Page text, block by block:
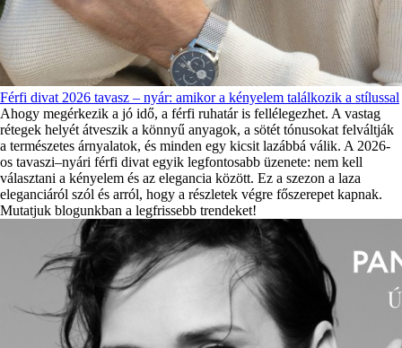
Férfi divat 2026 tavasz – nyár: amikor a kényelem találkozik a stílussal
Ahogy megérkezik a jó idő, a férfi ruhatár is fellélegezhet. A vastag
rétegek helyét átveszik a könnyű anyagok, a sötét tónusokat felváltják
a természetes árnyalatok, és minden egy kicsit lazábbá válik. A 2026-
os tavaszi–nyári férfi divat egyik legfontosabb üzenete: nem kell
választani a kényelem és az elegancia között. Ez a szezon a laza
eleganciáról szól és arról, hogy a részletek végre főszerepet kapnak.
Mutatjuk blogunkban a legfrissebb trendeket!